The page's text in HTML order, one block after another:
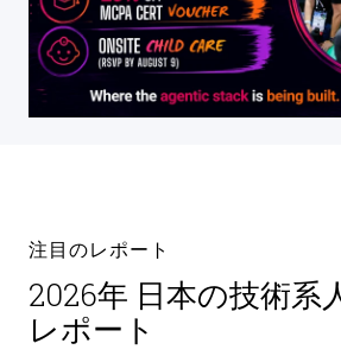
注目のレポート
2026年 日本の技術系
レポート